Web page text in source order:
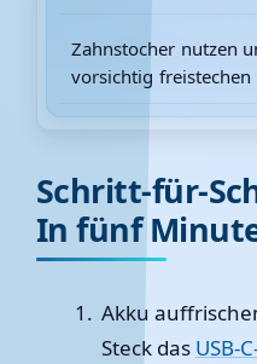
Zahnstocher nutzen
vorsichtig freistechen
Schritt-für-
In fünf
Akku
Steck das USB-